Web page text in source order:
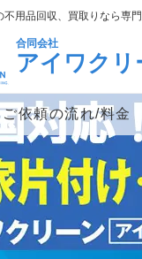
不用品回収、買取りなら専
合同会社
アイワクリ
ご依頼の流れ/料金